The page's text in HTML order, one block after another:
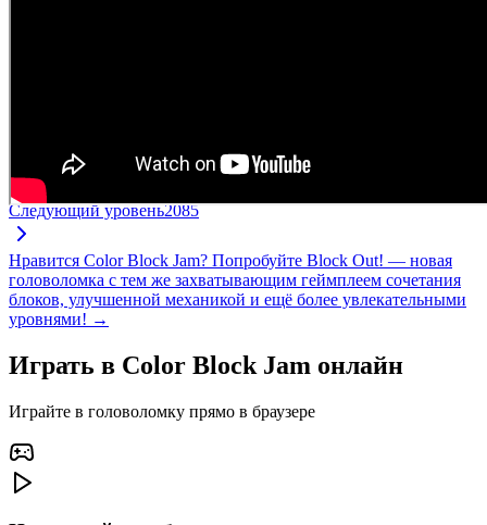
Следующий уровень2085
Нравится Color Block Jam? Попробуйте Block Out! — новая
головоломка с тем же захватывающим геймплеем сочетания
блоков, улучшенной механикой и ещё более увлекательными
уровнями! →
Играть в Color Block Jam онлайн
Играйте в головоломку прямо в браузере